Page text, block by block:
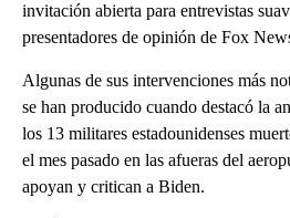
invitación abierta para entrevistas
presentadores de opinión de Fox
Algunas de sus intervenciones más
se han producido cuando destacó la
los 13 militares estadounidenses
el mes pasado en las afueras del
apoyan y critican a Biden.